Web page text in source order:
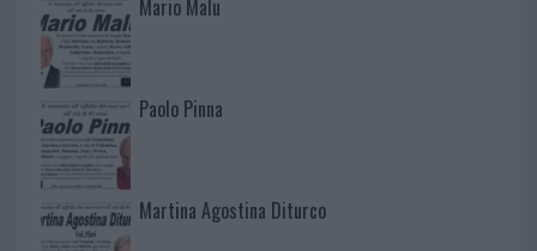
Mario Malu
Paolo Pinna
Martina Agostina Diturco